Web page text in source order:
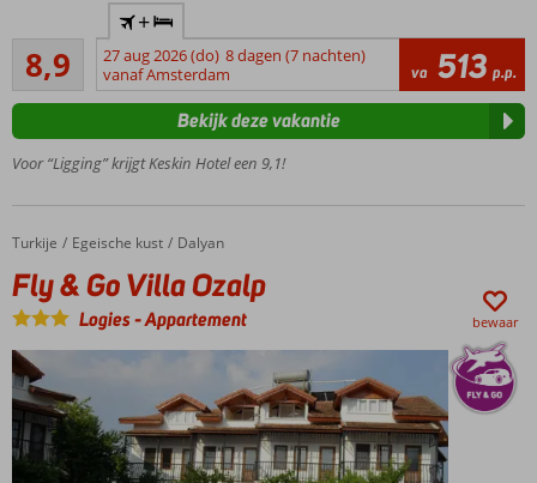
Op
loopafstand
van het
Prachtige
zwembaden
Rustige
Dicht
bij de
8,9
Aanrader
54
beoordelingen
+
27 aug 2026 (do) 8 dagen (7 nachten)
vanaf Amsterdam
va 513 p.p.
Voor “Ligging” krijgt Keskin Hotel een 9,1!
Bekijk deze vakantie
Home
Turkije Egeische kust Dalyan
Fly & Go Villa Ozalp
Fly & Go Villa Ozalp
Logies-Appartement bewaar